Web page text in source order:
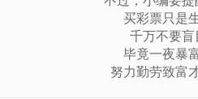
买彩票只是
千万不要盲
毕竟一夜暴
努力勤劳致富